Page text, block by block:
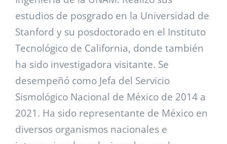
estudios de posgrado en la Universidad de
Stanford y su posdoctorado en el Instituto
Tecnológico de California, donde también
ha sido investigadora visitante. Se
desempeñó como Jefa del Servicio
Sismológico Nacional de México de 2014 a
2021. Ha sido representante de México en
diversos organismos nacionales e